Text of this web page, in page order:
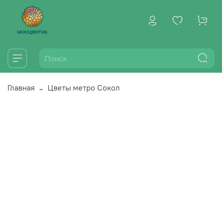
Главная Цветы метро Сокол